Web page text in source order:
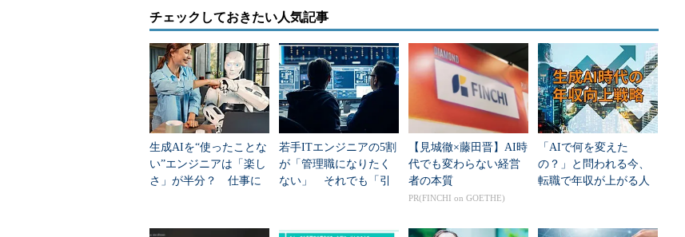
チェックしておきたい人気記事
生成AIを“使ったことな
い”エンジニアは「楽し
さ」が半分？ 仕事に
若手ITエンジニアの5割
が「管理職になりたく
ない」 それでも「引
【見城徹×藤田晋】AI時
代でも変わらない経営
者の本質
PR(FINCHI on GOETHE)
「AIで何を変えた
の？」と問われる今、
転職で年収が上がる人